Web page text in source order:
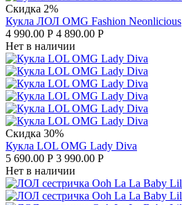
Скидка 2%
Кукла ЛОЛ OMG Fashion Neonlicious
4 990.00 Р 4 890.00 Р
Нет в наличии
Скидка 30%
Кукла LOL OMG Lady Diva
5 690.00 Р 3 990.00 Р
Нет в наличии